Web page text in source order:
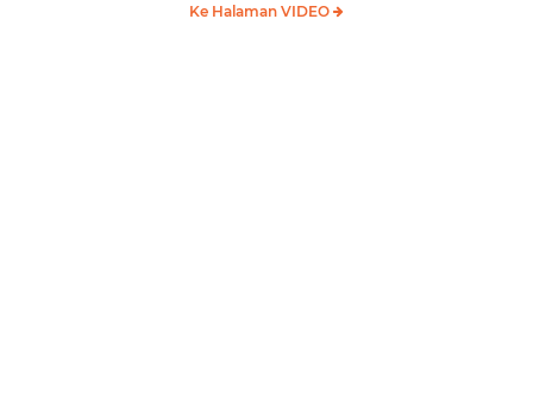
Ke Halaman VIDEO